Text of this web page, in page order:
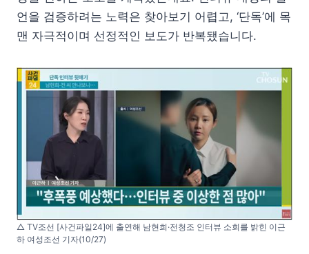
언을 검증하려는 노력은 찾아보기 어렵고, ‘단독’에 목
맨 자극적이며 선정적인 보도가 반복됐습니다.
△ TV조선 [사건파일24]에 출연해 남현희·전청조 인터뷰 소회를 밝힌 이근
하 여성조선 기자(10/27)